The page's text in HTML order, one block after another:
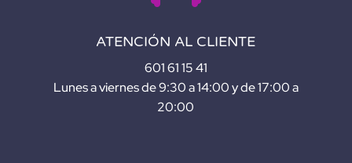
ATENCIÓN AL CLIENTE
601 61 15 41
Lunes a viernes de 9:30 a 14:00 y de 17:00 a
20:00